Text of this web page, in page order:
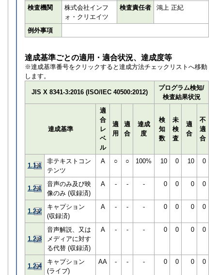
検査機関
株式会社インフ
ォ・クリエイツ
検査責任者 鴻上 正紀
例外事項
達成基準ごとの適用・適合状況、達成度等
※達成基準番号をクリックすると達成方法チェックリストへ移動
します。
JIS X 8341-3:2016 (ISO/IEC 40500:2012)
プログラム検知/
検査結果状況
達成基準
適
合
レ
ベ
ル
適
用
適
合
達成
度
検
知
数
未
検
査
適
合
不
適
合
1.1.1
非テキストコン
テンツ
A ○ ○ 100% 10 0 10 0
1.2.1
音声のみ及び映
像のみ (収録済)
A - - - 0 0 0 0
1.2.2
キャプション
(収録済)
A - - - 0 0 0 0
1.2.3
音声解説、又は
メディアに対す
る代替 (収録済)
A - - - 0 0 0 0
1.2.4
キャプション
(ライブ)
AA - - - 0 0 0 0